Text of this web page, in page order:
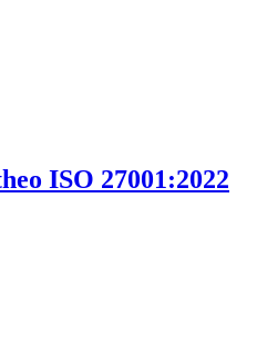
ISO 27001:2022